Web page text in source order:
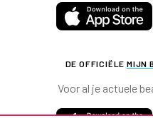
DE OFFICIËLE MIJN
Voor al je actuele